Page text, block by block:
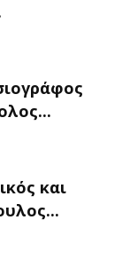
και